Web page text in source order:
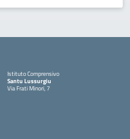
Istituto Comprensivo
Santu Lussurgiu
Via Frati Minori, 7